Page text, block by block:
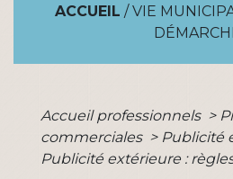
ACCUEIL / VIE
Accueil professionnels >
commerciales > Publicité
Publicité extérieure :